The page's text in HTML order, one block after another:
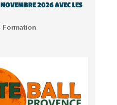
2026 AVEC LES
Formation